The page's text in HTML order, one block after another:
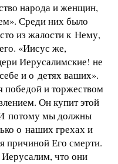
народа и женщин,
Среди них было
из жалости к Нему,
«Иисус же,
Иерусалимские! не
и о детях ваших».
победой и торжеством
Он купит этой
потому мы должны
о наших грехах и
причиной Его смерти.
Иерусалим, что они